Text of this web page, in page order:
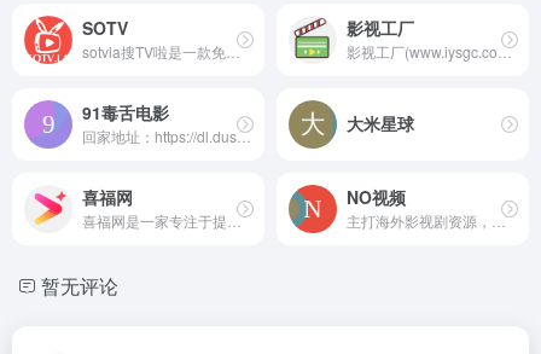
SOTV
sotvla搜TV啦是一款免费影视搜索引擎，可以搜索最近热播好看的高清电影/电视剧/综艺/动漫免费手机在线观看，其中包含国产视频/日韩/欧美/等地最新热播的动作/喜剧/爱情/科幻/恐怖/剧情/战争/等
影视工厂
影视工厂(www.iysgc.com)提供最新最全的电影、电视剧、综艺、动漫、短剧,涵盖全网免费的VIP电视剧资源、最新上映大片、热门综艺节目、好看的动漫及短剧视频。
91毒舌电影
回家地址：https://dl.duse3.com/
大米星球
喜福网
喜福网是一家专注于提供高清热门网络短剧，方便、快捷的短剧观看平台。为用户提供了海量优质的行业精品短剧内容、简洁流畅的追剧体验，且全部免费。喜福网致力于创造一个沉浸式的观剧体验！
NO视频
主打海外影视剧资源，致力于最轻松的追剧体验
暂无评论